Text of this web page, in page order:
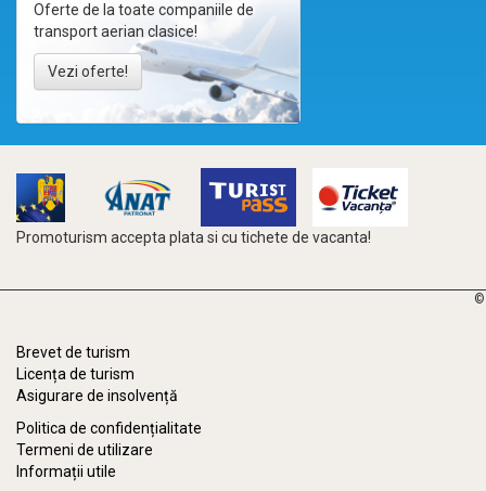
Oferte de la toate companiile de
transport aerian clasice!
Vezi oferte!
Promoturism accepta plata si cu tichete de vacanta!
©
Brevet de turism
Licența de turism
Asigurare de insolvență
Politica de confidențialitate
Termeni de utilizare
Informații utile